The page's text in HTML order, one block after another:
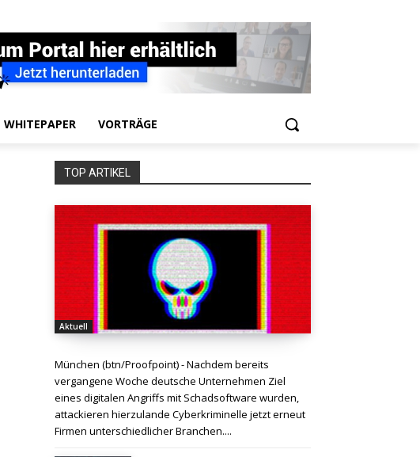
WHITEPAPER VORTRÄGE
TOP ARTIKEL
Aktuell
München (btn/Proofpoint) - Nachdem bereits
vergangene Woche deutsche Unternehmen Ziel
eines digitalen Angriffs mit Schadsoftware wurden,
attackieren hierzulande Cyberkriminelle jetzt erneut
Firmen unterschiedlicher Branchen....